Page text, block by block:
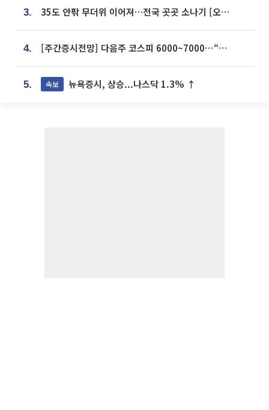
3. 35도 안팎 무더위 이어져…전국 곳곳 소나기 [오늘 날씨]
4. [주간증시전망] 다음주 코스피 6000~7000⋯“外人 수급은 정책이 변수”
5. 속보 뉴욕증시, 상승...나스닥 1.3% ↑